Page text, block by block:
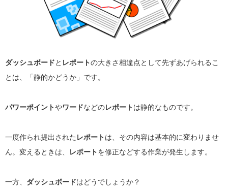
ダッシュボードと レポートの大きさ相違点として先ずあげられるこ
とは、「静的かどうか」です。
パワーポイントやワードなどのレポートは静的なものです。
一度作られ提出された レポートは、その内容は基本的に変わりませ
ん。変えるときは、
レポートを修正などする作業が発生します。
一方、 ダッシュボードはどうでしょうか？